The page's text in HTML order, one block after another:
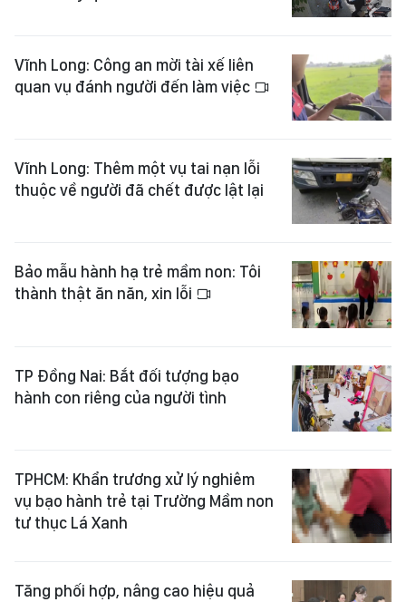
Vĩnh Long: Công an mời tài xế liên
quan vụ đánh người đến làm việc
Vĩnh Long: Thêm một vụ tai nạn lỗi
thuộc về người đã chết được lật lại
Bảo mẫu hành hạ trẻ mầm non: Tôi
thành thật ăn năn, xin lỗi
TP Đồng Nai: Bắt đối tượng bạo
hành con riêng của người tình
TPHCM: Khẩn trương xử lý nghiêm
vụ bạo hành trẻ tại Trường Mầm non
tư thục Lá Xanh
Tăng phối hợp, nâng cao hiệu quả